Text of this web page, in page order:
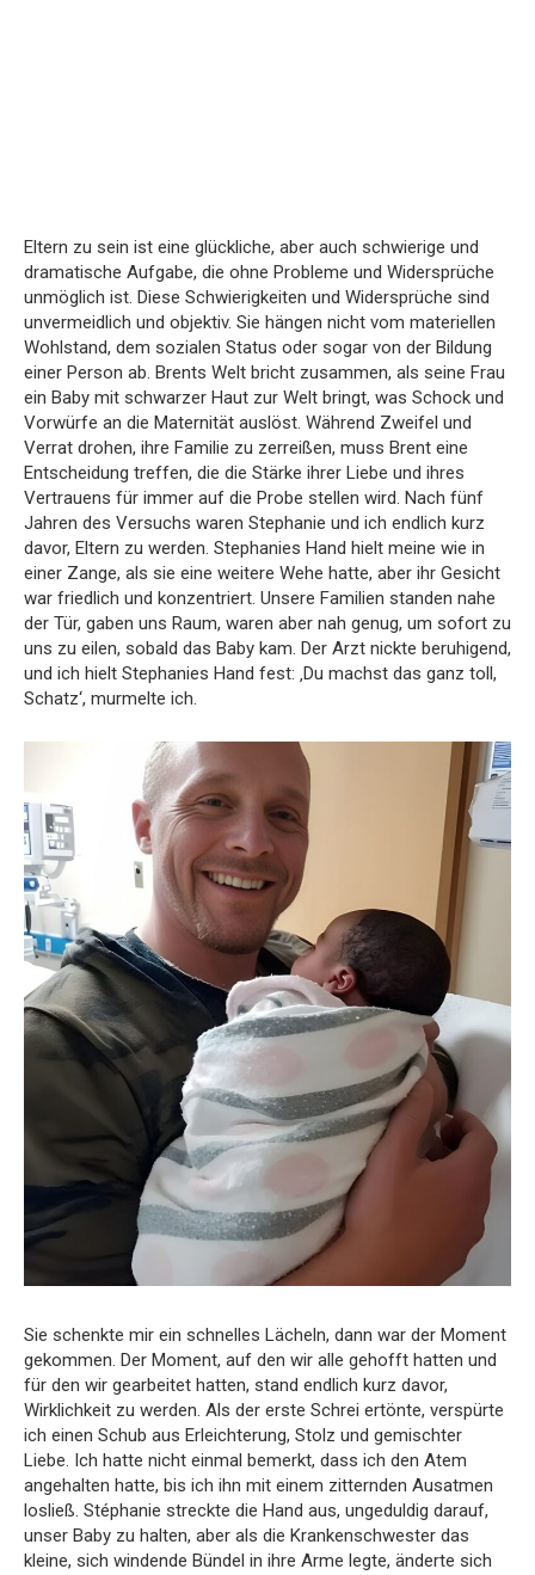
Eltern zu sein ist eine glückliche, aber auch schwierige und
dramatische Aufgabe, die ohne Probleme und Widersprüche
unmöglich ist. Diese Schwierigkeiten und Widersprüche sind
unvermeidlich und objektiv. Sie hängen nicht vom materiellen
Wohlstand, dem sozialen Status oder sogar von der Bildung
einer Person ab. Brents Welt bricht zusammen, als seine Frau
ein Baby mit schwarzer Haut zur Welt bringt, was Schock und
Vorwürfe an die Maternität auslöst. Während Zweifel und
Verrat drohen, ihre Familie zu zerreißen, muss Brent eine
Entscheidung treffen, die die Stärke ihrer Liebe und ihres
Vertrauens für immer auf die Probe stellen wird. Nach fünf
Jahren des Versuchs waren Stephanie und ich endlich kurz
davor, Eltern zu werden. Stephanies Hand hielt meine wie in
einer Zange, als sie eine weitere Wehe hatte, aber ihr Gesicht
war friedlich und konzentriert. Unsere Familien standen nahe
der Tür, gaben uns Raum, waren aber nah genug, um sofort zu
uns zu eilen, sobald das Baby kam. Der Arzt nickte beruhigend,
und ich hielt Stephanies Hand fest: ‚Du machst das ganz toll,
Schatz‘, murmelte ich.
Sie schenkte mir ein schnelles Lächeln, dann war der Moment
gekommen. Der Moment, auf den wir alle gehofft hatten und
für den wir gearbeitet hatten, stand endlich kurz davor,
Wirklichkeit zu werden. Als der erste Schrei ertönte, verspürte
ich einen Schub aus Erleichterung, Stolz und gemischter
Liebe. Ich hatte nicht einmal bemerkt, dass ich den Atem
angehalten hatte, bis ich ihn mit einem zitternden Ausatmen
losließ. Stéphanie streckte die Hand aus, ungeduldig darauf,
unser Baby zu halten, aber als die Krankenschwester das
kleine, sich windende Bündel in ihre Arme legte, änderte sich